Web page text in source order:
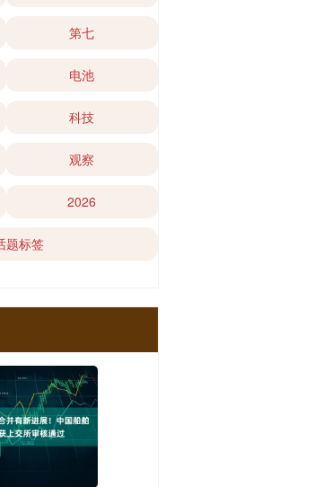
第七
电池
科技
观察
2026
题标签